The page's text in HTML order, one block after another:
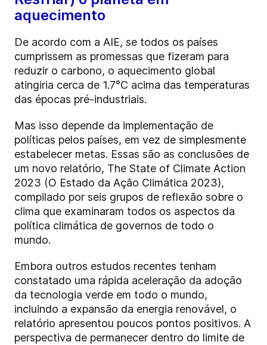
aquecimento
De acordo com a AIE, se todos os países
cumprissem as promessas que fizeram para
reduzir o carbono, o aquecimento global
atingiria cerca de 1.7°C acima das temperaturas
das épocas pré-industriais.
Mas isso depende da implementação de
políticas pelos países, em vez de simplesmente
estabelecer metas. Essas são as conclusões de
um novo relatório, The State of Climate Action
2023 (O Estado da Ação Climática 2023),
compilado por seis grupos de reflexão sobre o
clima que examinaram todos os aspectos da
política climática de governos de todo o
mundo.
Embora outros estudos recentes tenham
constatado uma rápida aceleração da adoção
da tecnologia verde em todo o mundo,
incluindo a expansão da energia renovável, o
relatório apresentou poucos pontos positivos. A
perspectiva de permanecer dentro do limite de